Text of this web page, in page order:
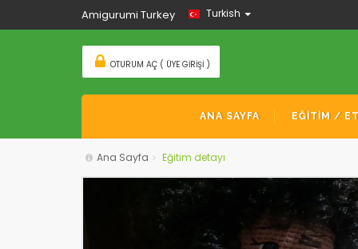
Amigurumi Turkey Turkish
OTURUM AÇ ( ÜYE GIRIŞI )
ANA SAYFA EĞİTİM /
Ana Sayfa Eğitim detayı